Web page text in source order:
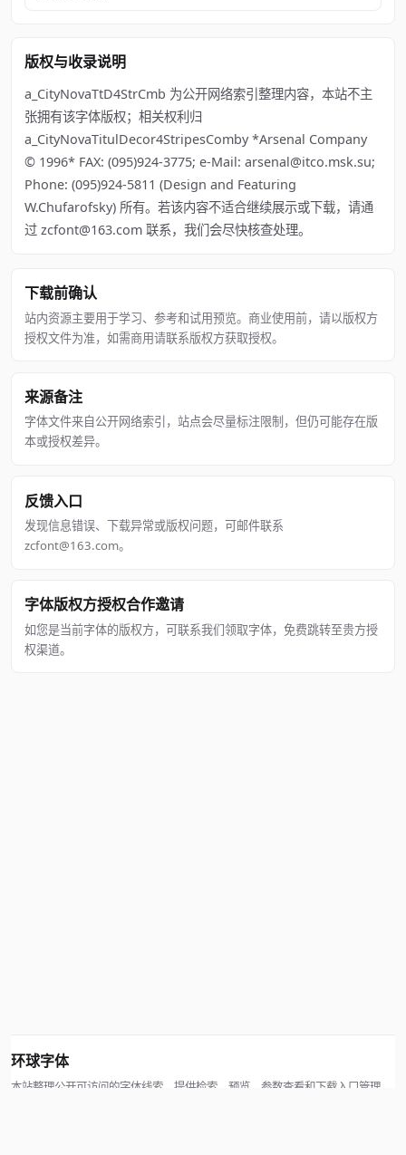
版权与收录说明
a_CityNovaTtD4StrCmb 为公开网络索引整理内容，本站不主
张拥有该字体版权；相关权利归
a_CityNovaTitulDecor4StripesComby *Arsenal Company
© 1996* FAX: (095)924-3775; e-Mail: arsenal@itco.msk.su;
Phone: (095)924-5811 (Design and Featuring
W.Chufarofsky) 所有。若该内容不适合继续展示或下载，请通
过 zcfont@163.com 联系，我们会尽快核查处理。
下载前确认
站内资源主要用于学习、参考和试用预览。商业使用前，请以版权方
授权文件为准，如需商用请联系版权方获取授权。
来源备注
字体文件来自公开网络索引，站点会尽量标注限制，但仍可能存在版
本或授权差异。
反馈入口
发现信息错误、下载异常或版权问题，可邮件联系
zcfont@163.com。
字体版权方授权合作邀请
如您是当前字体的版权方，可联系我们领取字体，免费跳转至贵方授
权渠道。
环球字体
本站整理公开可访问的字体线索，提供检索、预览、参数查看和下载入口管理。